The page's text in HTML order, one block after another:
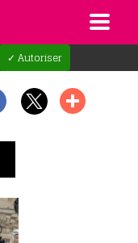
✓ Autoriser